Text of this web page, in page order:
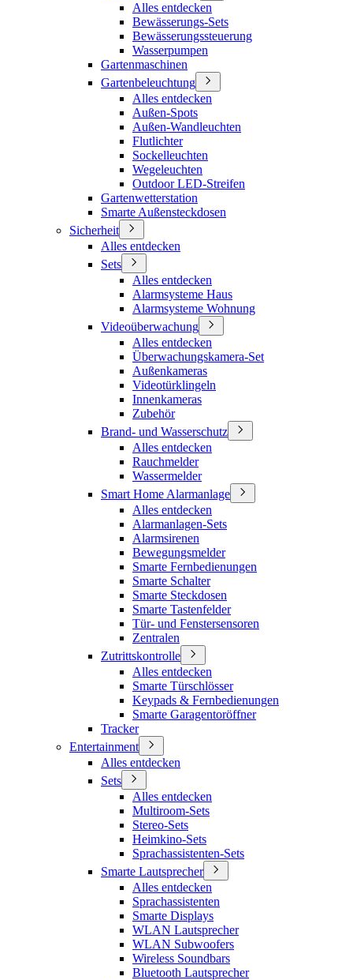
Alles entdecken
Bewässerungs-Sets
Bewässerungssteuerung
Wasserpumpen
Gartenmaschinen
Gartenbeleuchtung
Alles entdecken
Außen-Spots
Außen-Wandleuchten
Flutlichter
Sockelleuchten
Wegeleuchten
Outdoor LED-Streifen
Gartenwetterstation
Smarte Außensteckdosen
Sicherheit
Alles entdecken
Sets
Alles entdecken
Alarmsysteme Haus
Alarmsysteme Wohnung
Videoüberwachung
Alles entdecken
Überwachungskamera-Set
Außenkameras
Videotürklingeln
Innenkameras
Zubehör
Brand- und Wasserschutz
Alles entdecken
Rauchmelder
Wassermelder
Smart Home Alarmanlage
Alles entdecken
Alarmanlagen-Sets
Alarmsirenen
Bewegungsmelder
Smarte Fernbedienungen
Smarte Schalter
Smarte Steckdosen
Smarte Tastenfelder
Tür- und Fenstersensoren
Zentralen
Zutrittskontrolle
Alles entdecken
Smarte Türschlösser
Keypads & Fernbedienungen
Smarte Garagentoröffner
Tracker
Entertainment
Alles entdecken
Sets
Alles entdecken
Multiroom-Sets
Stereo-Sets
Heimkino-Sets
Sprachassistenten-Sets
Smarte Lautsprecher
Alles entdecken
Sprachassistenten
Smarte Displays
WLAN Lautsprecher
WLAN Subwoofers
Wireless Soundbars
Bluetooth Lautsprecher